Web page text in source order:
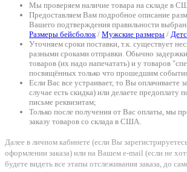
Мы проверяем наличие товара на складе в
Предоставляем Вам подробное описание
Вашего подтверждения правильности
Размеры бейсболок/ Мужские размеры /
Уточняем сроки поставки, т.к. существует
разными сроками отправки. Обычно
товаров (их надо напечатать) и у товаров
посвящённых только что прошедшим
Если Вас все устраивает, то Вы оплачиваете
случае есть скидка) или делаете предоплату
письме реквизитам;
Только после получения от Вас оплаты, мы
заказу товаров со склада в США.
Далее в личном кабинете (если Вы
оформлении заказа) или на Вашем e-mail (если не
будете видеть все этапы отслеживания заказа, до